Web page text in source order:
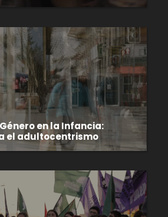
en la Infancia:
el adultocentrismo